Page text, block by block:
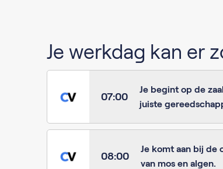
Je werkdag kan er
07:00
Je begint op de
juiste
08:00
Je komt aan bij de
van mos en algen.